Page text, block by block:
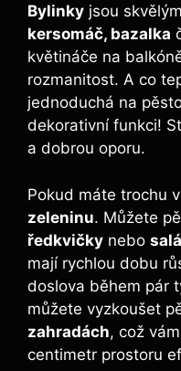
Bylinky jsou
kersomáč, bazalka
květináče na
rozmanitost. A co
jednoduchá na
dekorativní funkci!
a dobrou oporu.
Pokud máte trochu
zeleninu. Můžete
ředkvičky nebo
mají rychlou dobu
doslova během pár
můžete vyzkoušet
zahradách, což
centimetr prostoru